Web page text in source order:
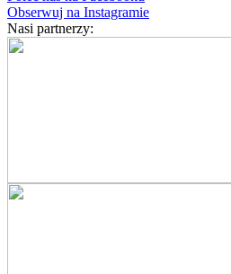
Obserwuj na Instagramie
Nasi partnerzy: